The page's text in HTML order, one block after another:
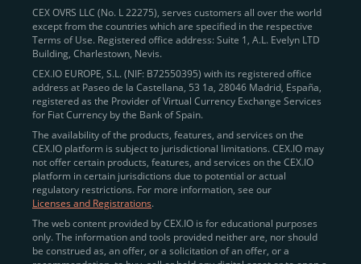
CEX OVRS LLC (No. L 22275), serves customers all over the world
except from the countries which are specified in the respective
Terms of Use. Registered office address: Suite 1, A.L. Evelyn LTD
Building, Charlestown, Nevis.
CEX.IO EUROPE, S.L. (NIF: B72550395) with its registered office
address at Paseo de la Castellana, 53 1a, 28046 Madrid, España,
registered as the Provider of Virtual Currency Exchange Services
for Fiat Currency by the Bank of Spain.
The availability of the products, features, and services on the
CEX.IO platform is subject to jurisdictional limitations. CEX.IO may
not offer certain products, features, and services on the CEX.IO
platform in certain jurisdictions due to potential or actual
regulatory restrictions. For more information, see our
Licenses and Registrations.
The web content provided by CEX.IO is for educational purposes
only. The information and tools provided neither are, nor should
be construed as, an offer, or a solicitation of an offer, or a